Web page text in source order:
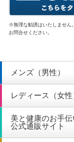
※無理な勧誘はいたしません
お問合せください。
メンズ（男性）
レディース（女性
美と健康のお手伝
公式通販サイト